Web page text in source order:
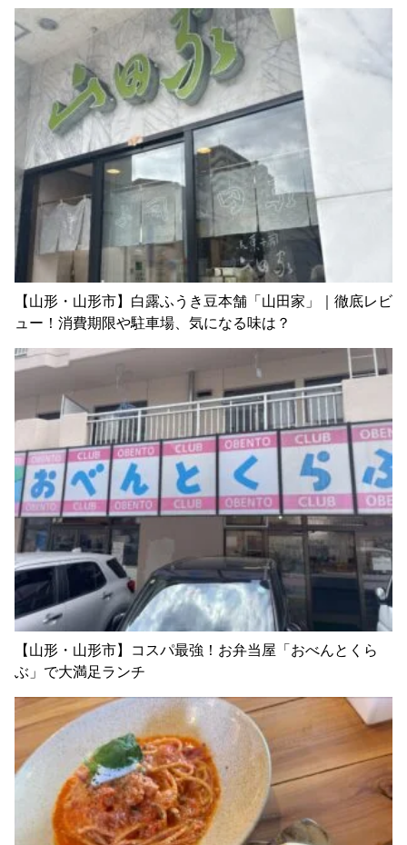
【山形・山形市】白露ふうき豆本舗「山田家」｜徹底レビ
ュー！消費期限や駐車場、気になる味は？
【山形・山形市】コスパ最強！お弁当屋「おべんとくら
ぶ」で大満足ランチ